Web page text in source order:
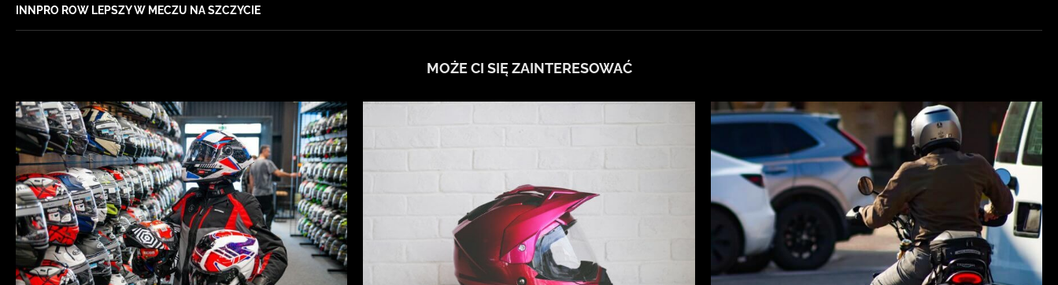
INNPRO ROW LEPSZY W MECZU NA SZCZYCIE
MOŻE CI SIĘ ZAINTERESOWAĆ